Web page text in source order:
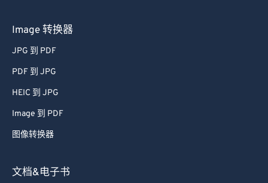
Image 转换器
JPG 到 PDF
PDF 到 JPG
HEIC 到 JPG
Image 到 PDF
图像转换器
文档&电子书